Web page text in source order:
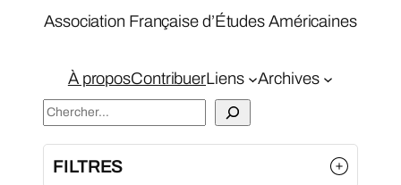
Association Française d’Études Américaines
À proposContribuerLiens Archives
S
e
a
FILTRES